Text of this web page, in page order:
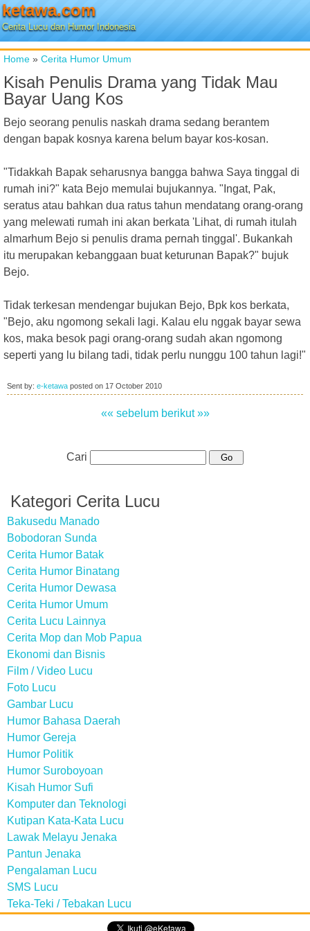
ketawa.com
Cerita Lucu dan Humor Indonesia
Home » Cerita Humor Umum
Kisah Penulis Drama yang Tidak Mau
Bayar Uang Kos
Bejo seorang penulis naskah drama sedang berantem
dengan bapak kosnya karena belum bayar kos-kosan.
"Tidakkah Bapak seharusnya bangga bahwa Saya tinggal di
rumah ini?" kata Bejo memulai bujukannya. "Ingat, Pak,
seratus atau bahkan dua ratus tahun mendatang orang-orang
yang melewati rumah ini akan berkata 'Lihat, di rumah itulah
almarhum Bejo si penulis drama pernah tinggal'. Bukankah
itu merupakan kebanggaan buat keturunan Bapak?" bujuk
Bejo.
Tidak terkesan mendengar bujukan Bejo, Bpk kos berkata,
"Bejo, aku ngomong sekali lagi. Kalau elu nggak bayar sewa
kos, maka besok pagi orang-orang sudah akan ngomong
seperti yang lu bilang tadi, tidak perlu nunggu 100 tahun lagi!"
Sent by: e-ketawa posted on 17 October 2010
«« sebelum berikut »»
Cari
Kategori Cerita Lucu
Bakusedu Manado
Bobodoran Sunda
Cerita Humor Batak
Cerita Humor Binatang
Cerita Humor Dewasa
Cerita Humor Umum
Cerita Lucu Lainnya
Cerita Mop dan Mob Papua
Ekonomi dan Bisnis
Film / Video Lucu
Foto Lucu
Gambar Lucu
Humor Bahasa Daerah
Humor Gereja
Humor Politik
Humor Suroboyoan
Kisah Humor Sufi
Komputer dan Teknologi
Kutipan Kata-Kata Lucu
Lawak Melayu Jenaka
Pantun Jenaka
Pengalaman Lucu
SMS Lucu
Teka-Teki / Tebakan Lucu